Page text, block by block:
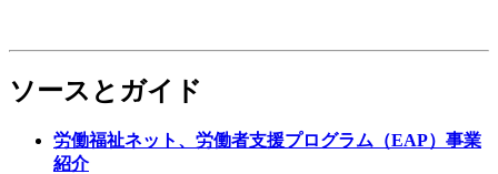
ソースとガイド
労働福祉ネット、労働者支援プログラム（EAP）事業
紹介